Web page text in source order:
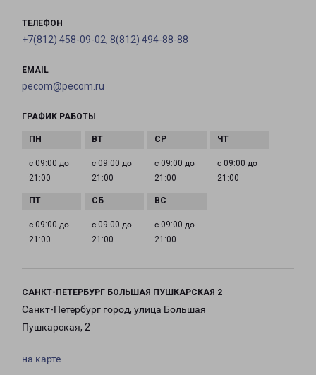
ТЕЛЕФОН
+7(812) 458-09-02, 8(812) 494-88-88
EMAIL
pecom@pecom.ru
ГРАФИК РАБОТЫ
с 09:00 до
21:00
с 09:00 до
21:00
с 09:00 до
21:00
с 09:00 до
21:00
с 09:00 до
21:00
с 09:00 до
21:00
с 09:00 до
21:00
САНКТ-ПЕТЕРБУРГ БОЛЬШАЯ ПУШКАРСКАЯ 2
Санкт-Петербург город, улица Большая
Пушкарская, 2
на карте